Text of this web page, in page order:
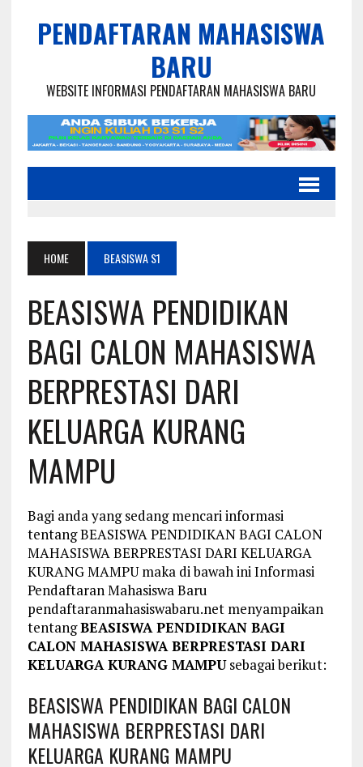
PENDAFTARAN MAHASISWA
BARU
WEBSITE INFORMASI PENDAFTARAN MAHASISWA BARU
HOME BEASISWA S1
BEASISWA PENDIDIKAN
BAGI CALON MAHASISWA
BERPRESTASI DARI
KELUARGA KURANG
MAMPU
Bagi anda yang sedang mencari informasi
tentang BEASISWA PENDIDIKAN BAGI CALON
MAHASISWA BERPRESTASI DARI KELUARGA
KURANG MAMPU maka di bawah ini Informasi
Pendaftaran Mahasiswa Baru
pendaftaranmahasiswabaru.net menyampaikan
tentangBEASISWA PENDIDIKAN BAGI
CALON MAHASISWA BERPRESTASI DARI
KELUARGA KURANG MAMPUsebagai berikut:
BEASISWA PENDIDIKAN BAGI CALON
MAHASISWA BERPRESTASI DARI
KELUARGA KURANG MAMPU